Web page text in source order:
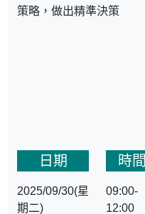
策略，做出精準決策
日期
2025/09/30(星
期二)
時間
09:00-
12:00